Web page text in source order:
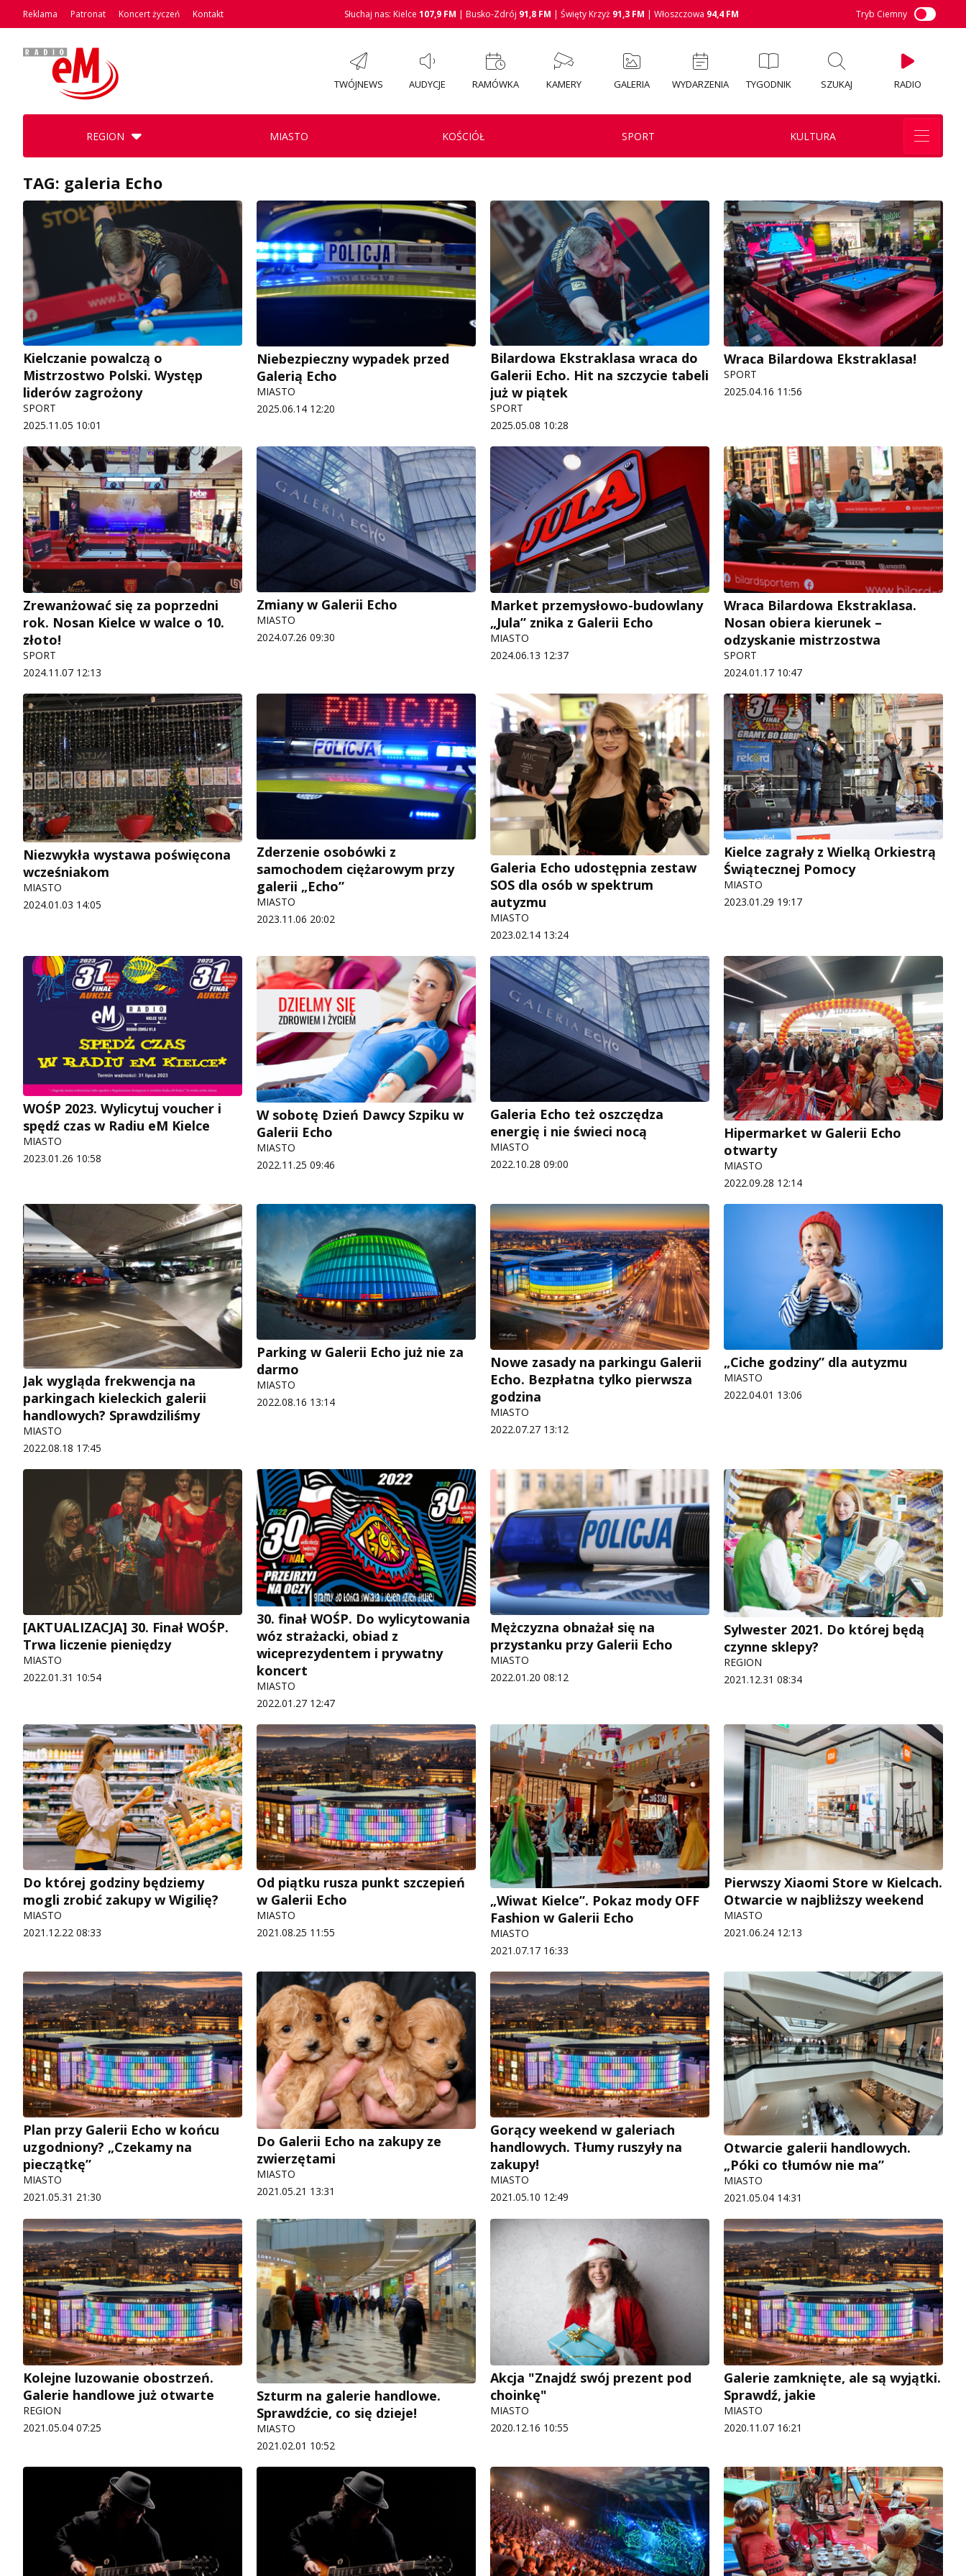
Reklama Patronat Koncert życzeń Kontakt Słuchaj nas: Kielce 107,9 FM | Busko-Zdrój 91,8 FM | Święty Krzyż 91,3 FM | Włoszczowa 94,4 FM Tryb Ciemny
TWÓJNEWS AUDYCJE RAMÓWKA KAMERY GALERIA WYDARZENIA TYGODNIK SZUKAJ RADIO
REGION MIASTO KOŚCIÓŁ SPORT KULTURA
TAG: galeria Echo
Kielczanie powalczą o
Mistrzostwo Polski. Występ
liderów zagrożony
SPORT
2025.11.05 10:01
Niebezpieczny wypadek przed
Galerią Echo
MIASTO
2025.06.14 12:20
Bilardowa Ekstraklasa wraca do
Galerii Echo. Hit na szczycie tabeli
już w piątek
SPORT
2025.05.08 10:28
Wraca Bilardowa Ekstraklasa!
SPORT
2025.04.16 11:56
Zrewanżować się za poprzedni
rok. Nosan Kielce w walce o 10.
złoto!
SPORT
2024.11.07 12:13
Zmiany w Galerii Echo
MIASTO
2024.07.26 09:30
Market przemysłowo-budowlany
„Jula” znika z Galerii Echo
MIASTO
2024.06.13 12:37
Wraca Bilardowa Ekstraklasa.
Nosan obiera kierunek –
odzyskanie mistrzostwa
SPORT
2024.01.17 10:47
Niezwykła wystawa poświęcona
wcześniakom
MIASTO
2024.01.03 14:05
Zderzenie osobówki z
samochodem ciężarowym przy
galerii „Echo”
MIASTO
2023.11.06 20:02
Galeria Echo udostępnia zestaw
SOS dla osób w spektrum
autyzmu
MIASTO
2023.02.14 13:24
Kielce zagrały z Wielką Orkiestrą
Świątecznej Pomocy
MIASTO
2023.01.29 19:17
WOŚP 2023. Wylicytuj voucher i
spędź czas w Radiu eM Kielce
MIASTO
2023.01.26 10:58
W sobotę Dzień Dawcy Szpiku w
Galerii Echo
MIASTO
2022.11.25 09:46
Galeria Echo też oszczędza
energię i nie świeci nocą
MIASTO
2022.10.28 09:00
Hipermarket w Galerii Echo
otwarty
MIASTO
2022.09.28 12:14
Jak wygląda frekwencja na
parkingach kieleckich galerii
handlowych? Sprawdziliśmy
MIASTO
2022.08.18 17:45
Parking w Galerii Echo już nie za
darmo
MIASTO
2022.08.16 13:14
Nowe zasady na parkingu Galerii
Echo. Bezpłatna tylko pierwsza
godzina
MIASTO
2022.07.27 13:12
„Ciche godziny” dla autyzmu
MIASTO
2022.04.01 13:06
[AKTUALIZACJA] 30. Finał WOŚP.
Trwa liczenie pieniędzy
MIASTO
2022.01.31 10:54
30. finał WOŚP. Do wylicytowania
wóz strażacki, obiad z
wiceprezydentem i prywatny
koncert
MIASTO
2022.01.27 12:47
Mężczyzna obnażał się na
przystanku przy Galerii Echo
MIASTO
2022.01.20 08:12
Sylwester 2021. Do której będą
czynne sklepy?
REGION
2021.12.31 08:34
Do której godziny będziemy
mogli zrobić zakupy w Wigilię?
MIASTO
2021.12.22 08:33
Od piątku rusza punkt szczepień
w Galerii Echo
MIASTO
2021.08.25 11:55
„Wiwat Kielce”. Pokaz mody OFF
Fashion w Galerii Echo
MIASTO
2021.07.17 16:33
Pierwszy Xiaomi Store w Kielcach.
Otwarcie w najbliższy weekend
MIASTO
2021.06.24 12:13
Plan przy Galerii Echo w końcu
uzgodniony? „Czekamy na
pieczątkę”
MIASTO
2021.05.31 21:30
Do Galerii Echo na zakupy ze
zwierzętami
MIASTO
2021.05.21 13:31
Gorący weekend w galeriach
handlowych. Tłumy ruszyły na
zakupy!
MIASTO
2021.05.10 12:49
Otwarcie galerii handlowych.
„Póki co tłumów nie ma”
MIASTO
2021.05.04 14:31
Kolejne luzowanie obostrzeń.
Galerie handlowe już otwarte
REGION
2021.05.04 07:25
Szturm na galerie handlowe.
Sprawdźcie, co się dzieje!
MIASTO
2021.02.01 10:52
Akcja "Znajdź swój prezent pod
choinkę"
MIASTO
2020.12.16 10:55
Galerie zamknięte, ale są wyjątki.
Sprawdź, jakie
MIASTO
2020.11.07 16:21